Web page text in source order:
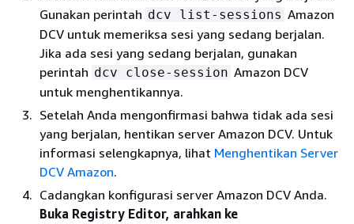
Gunakan perintah dcv list-sessions Amazon
DCV untuk memeriksa sesi yang sedang berjalan.
Jika ada sesi yang sedang berjalan, gunakan
perintah dcv close-session Amazon DCV
untuk menghentikannya.
Setelah Anda mengonfirmasi bahwa tidak ada sesi
yang berjalan, hentikan server Amazon DCV. Untuk
informasi selengkapnya, lihat Menghentikan Server
DCV Amazon.
Cadangkan konfigurasi server Amazon DCV Anda.
Buka Registry Editor, arahkan ke